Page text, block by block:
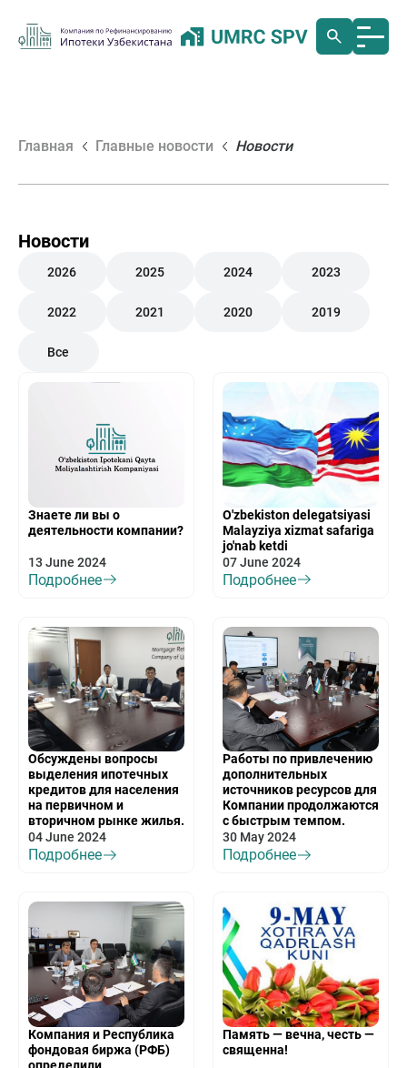
Главная Главные новости Новости
Новости
2026 2025 2024 2023
2022 2021 2020 2019
Все
Знаете ли вы о
деятельности компании?
13 June 2024
Подробнее
O'zbekiston delegatsiyasi
Malayziya xizmat safariga
jo'nab ketdi
07 June 2024
Подробнее
Обсуждены вопросы
выделения ипотечных
кредитов для населения
на первичном и
вторичном рынке жилья.
04 June 2024
Подробнее
Работы по привлечению
дополнительных
источников ресурсов для
Компании продолжаются
с быстрым темпом.
30 May 2024
Подробнее
Компания и Республика
фондовая биржа (РФБ)
определили
Память — вечна, честь —
священна!